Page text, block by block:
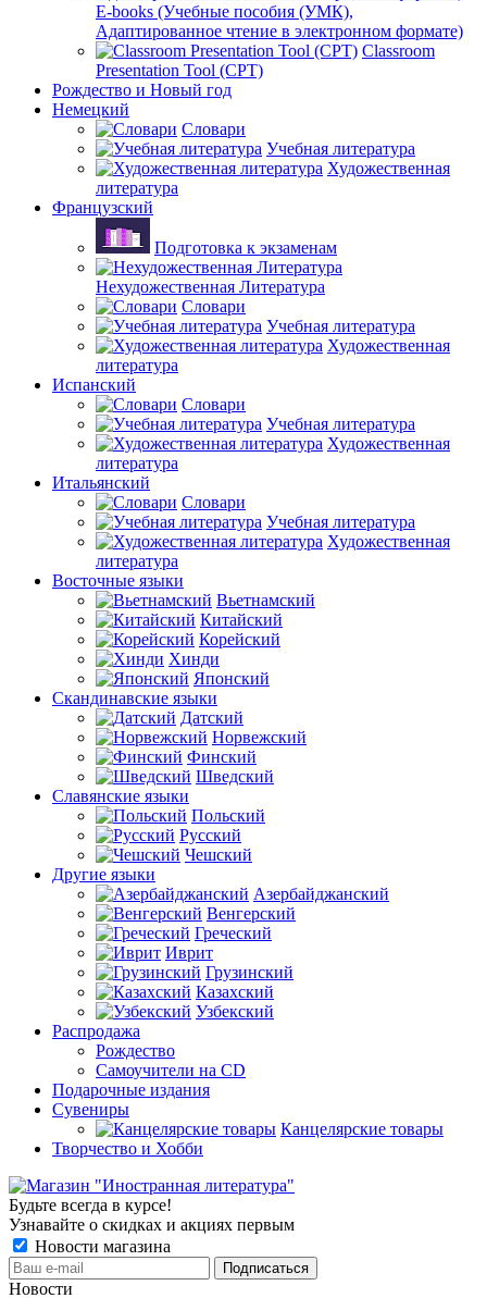
E-books (Учебные пособия (УМК),
Адаптированное чтение в электронном формате)
Classroom
Presentation Tool (CPT)
Рождество и Новый год
Немецкий
Словари
Учебная литература
Художественная
литература
Французский
Подготовка к экзаменам
Нехудожественная Литература
Словари
Учебная литература
Художественная
литература
Испанский
Словари
Учебная литература
Художественная
литература
Итальянский
Словари
Учебная литература
Художественная
литература
Восточные языки
Вьетнамский
Китайский
Корейский
Хинди
Японский
Скандинавские языки
Датский
Норвежский
Финский
Шведский
Славянские языки
Польский
Русский
Чешский
Другие языки
Азербайджанский
Венгерский
Греческий
Иврит
Грузинский
Казахский
Узбекский
Распродажа
Рождество
Самоучители на CD
Подарочные издания
Сувениры
Канцелярские товары
Творчество и Хобби
Будьте всегда в курсе!
Узнавайте о скидках и акциях первым
Новости магазина
Новости